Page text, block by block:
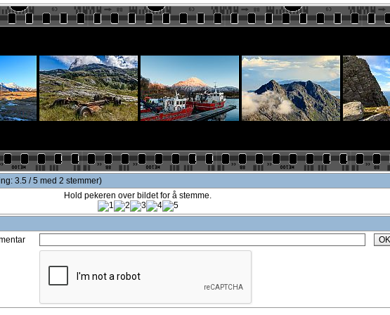
3.5 / 5 med 2 stemmer)
Hold pekeren over bildet for å stemme.
OK